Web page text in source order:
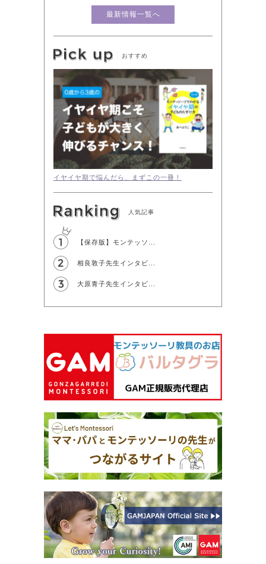
最新情報一覧へ
おすすめ
イヤイヤ期で悩んだら、まずこの一冊！
人気記事
【保存版】モンテッソ...
相良敦子先生インタビ...
大原青子先生インタビ...